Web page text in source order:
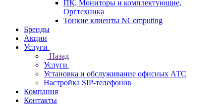
ПК, Мониторы и комплектующие,
Оргтехника
Тонкие клиенты NComputing
Бренды
Акции
Услуги
Назад
Услуги
Установка и обслуживание офисных АТС
Настройка SIP-телефонов
Компания
Контакты